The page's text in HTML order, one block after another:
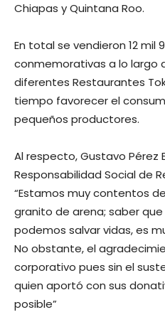
Chiapas y Quintana Roo.
En total se vendieron 12 mil
conmemorativas a lo largo
diferentes Restaurantes
tiempo favorecer el
pequeños productores.
Al respecto, Gustavo Pérez
Responsabilidad Social de
“Estamos muy contentos
granito de arena; saber
podemos salvar vidas, es
No obstante, el
corporativo pues sin el
quien aportó con sus
posible”